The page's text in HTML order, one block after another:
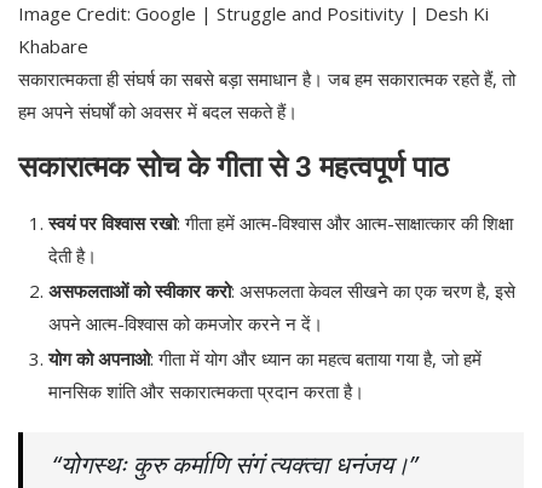
Image Credit: Google | Struggle and Positivity | Desh Ki
Khabare
सकारात्मकता ही संघर्ष का सबसे बड़ा समाधान है। जब हम सकारात्मक रहते हैं, तो
हम अपने संघर्षों को अवसर में बदल सकते हैं।
सकारात्मक सोच के गीता से 3 महत्वपूर्ण पाठ
स्वयं पर विश्वास रखो: गीता हमें आत्म-विश्वास और आत्म-साक्षात्कार की शिक्षा
देती है।
असफलताओं को स्वीकार करो: असफलता केवल सीखने का एक चरण है, इसे
अपने आत्म-विश्वास को कमजोर करने न दें।
योग को अपनाओ: गीता में योग और ध्यान का महत्व बताया गया है, जो हमें
मानसिक शांति और सकारात्मकता प्रदान करता है।
“योगस्थः कुरु कर्माणि संगं त्यक्त्वा धनंजय।”